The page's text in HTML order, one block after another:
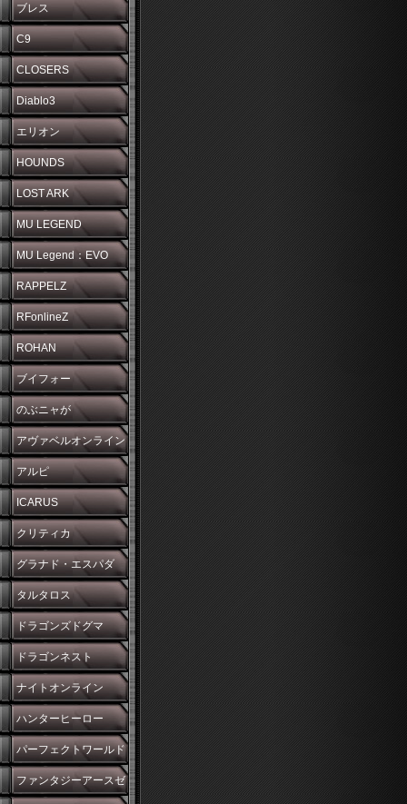
ブレス
C9
CLOSERS
Diablo3
エリオン
HOUNDS
LOST ARK
MU LEGEND
MU Legend：EVO
RAPPELZ
RFonlineZ
ROHAN
ブイフォー
のぶニャが
アヴァベルオンライン
アルピ
ICARUS
クリティカ
グラナド・エスパダ
タルタロス
ドラゴンズドグマ
ドラゴンネスト
ナイトオンライン
ハンターヒーロー
パーフェクトワールド
ファンタジーアースゼ